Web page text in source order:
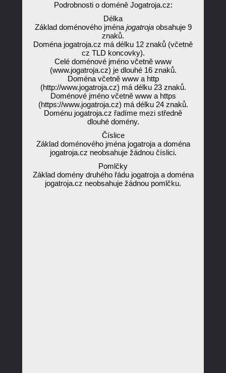
Podrobnosti o doméně Jogatroja.cz:
Délka
Základ doménového jména jogatrojaobsahuje 9
znaků.
Doména jogatroja.cz má délku 12 znaků (včetně
cz TLD koncovky).
Celé doménové jméno včetně www
(www.jogatroja.cz) je dlouhé 16 znaků.
Doména včetně www a http
(http://www.jogatroja.cz) má délku 23 znaků.
Doménové jméno včetně www a https
(https://www.jogatroja.cz) má délku 24 znaků.
Doménu jogatroja.cz řadíme mezi středně
dlouhé domény.
Číslice
Základ doménového jména jogatroja a doména
jogatroja.cz neobsahuje žádnou číslici.
Pomlčky
Základ domény druhého řádu jogatroja a doména
jogatroja.cz neobsahuje žádnou pomlčku.